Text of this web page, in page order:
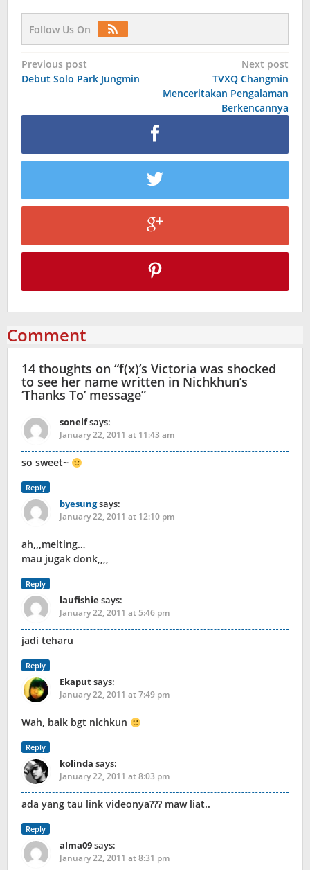
Follow Us On
Post
navigation
Previous post
Debut Solo Park Jungmin
Next post
TVXQ Changmin
Menceritakan Pengalaman
Berkencannya
Comment
14 thoughts on “f(x)’s Victoria was shocked
to see her name written in Nichkhun’s
‘Thanks To’ message”
sonelfsays:
January 22, 2011 at 11:43 am
so sweet~
Reply
byesungsays:
January 22, 2011 at 12:10 pm
ah,,,melting…
mau jugak donk,,,,
Reply
laufishiesays:
January 22, 2011 at 5:46 pm
jadi teharu
Reply
Ekaputsays:
January 22, 2011 at 7:49 pm
Wah, baik bgt nichkun
Reply
kolinda says:
January 22, 2011 at 8:03 pm
ada yang tau link videonya??? maw liat..
Reply
alma09says:
January 22, 2011 at 8:31 pm